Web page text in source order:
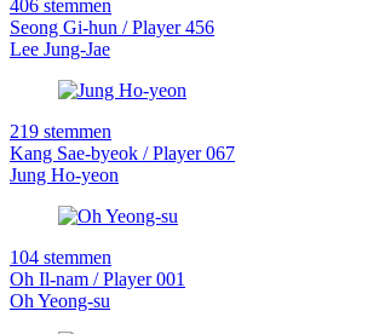
406 stemmen
Seong Gi-hun / Player 456
Lee Jung-Jae
219 stemmen
Kang Sae-byeok / Player 067
Jung Ho-yeon
104 stemmen
Oh Il-nam / Player 001
Oh Yeong-su